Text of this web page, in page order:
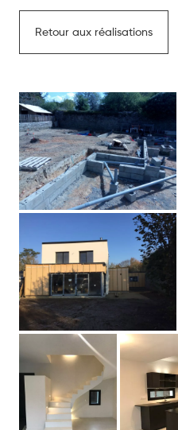
Retour aux réalisations